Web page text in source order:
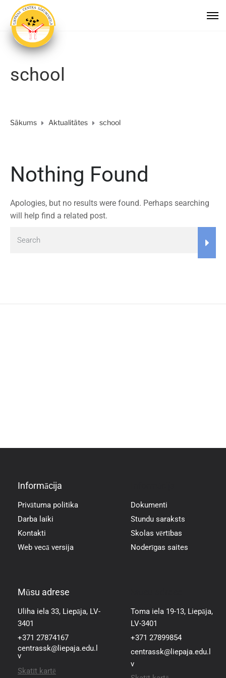
school
Sākums Aktualitātes school
Nothing Found
Apologies, but no results were found. Perhaps searching
will help find a related post.
Informācija
Privātuma politika
Darba laiki
Kontakti
Web vecā versija
Dokumenti
Stundu saraksts
Skolas vērtības
Noderīgas saites
Mūsu adrese
Uliha iela 33, Liepāja, LV-
3401
+371 27874167
centrassk@liepaja.edu.l
v
Skatīt kartē
Toma iela 19-13, Liepāja,
LV-3401
+371 27899854
centrassk@liepaja.edu.l
v